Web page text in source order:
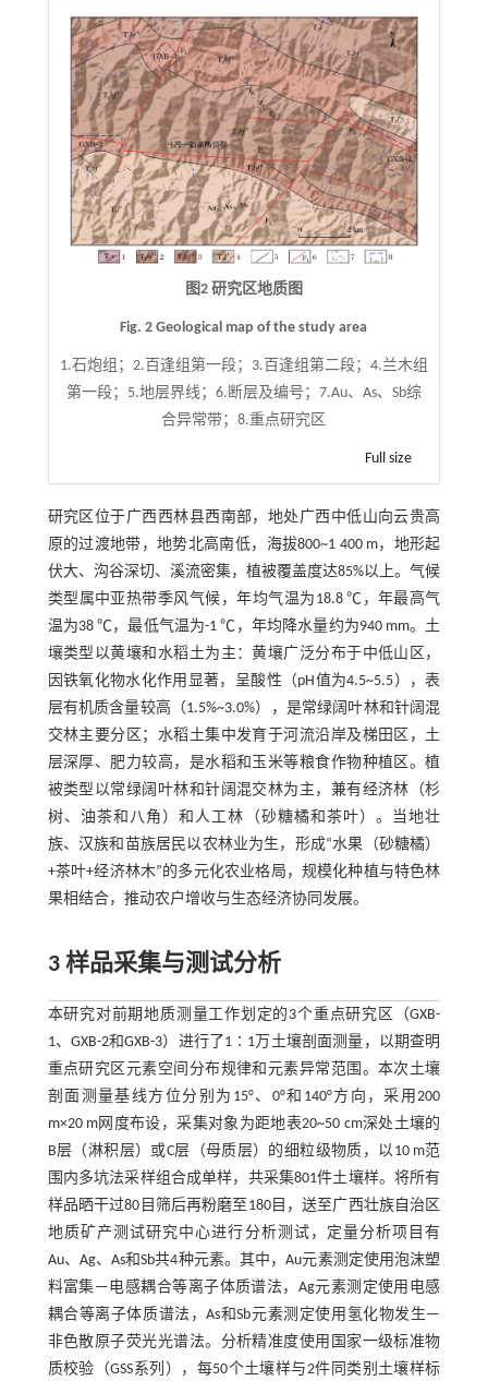
图2 研究区地质图
Fig. 2 Geological map of the study area
1.石炮组；2.百逢组第一段；3.百逢组第二段；4.兰木组
第一段；5.地层界线；6.断层及编号；7.Au、As、Sb综
合异常带；8.重点研究区
Full size
研究区位于广西西林县西南部，地处广西中低山向云贵高
原的过渡地带，地势北高南低，海拔800~1 400 m，地形起
伏大、沟谷深切、溪流密集，植被覆盖度达85%以上。气候
类型属中亚热带季风气候，年均气温为18.8 ℃，年最高气
温为38 ℃，最低气温为-1 ℃，年均降水量约为940 mm。土
壤类型以黄壤和水稻土为主：黄壤广泛分布于中低山区，
因铁氧化物水化作用显著，呈酸性（pH值为4.5~5.5），表
层有机质含量较高（1.5%~3.0%），是常绿阔叶林和针阔混
交林主要分区；水稻土集中发育于河流沿岸及梯田区，土
层深厚、肥力较高，是水稻和玉米等粮食作物种植区。植
被类型以常绿阔叶林和针阔混交林为主，兼有经济林（杉
树、油茶和八角）和人工林（砂糖橘和茶叶）。当地壮
族、汉族和苗族居民以农林业为生，形成“水果（砂糖橘）
+茶叶+经济林木”的多元化农业格局，规模化种植与特色林
果相结合，推动农户增收与生态经济协同发展。
3 样品采集与测试分析
本研究对前期地质测量工作划定的3个重点研究区（GXB-
1、GXB-2和GXB-3）进行了1∶1万土壤剖面测量，以期查明
重点研究区元素空间分布规律和元素异常范围。本次土壤
剖面测量基线方位分别为15°、0°和140°方向，采用200
m×20 m网度布设，采集对象为距地表20~50 cm深处土壤的
B层（淋积层）或C层（母质层）的细粒级物质，以10 m范
围内多坑法采样组合成单样，共采集801件土壤样。将所有
样品晒干过80目筛后再粉磨至180目，送至广西壮族自治区
地质矿产测试研究中心进行分析测试，定量分析项目有
Au、Ag、As和Sb共4种元素。其中，Au元素测定使用泡沫塑
料富集—电感耦合等离子体质谱法，Ag元素测定使用电感
耦合等离子体质谱法，As和Sb元素测定使用氢化物发生—
非色散原子荧光光谱法。分析精准度使用国家一级标准物
质校验（GSS系列），每50个土壤样与2件同类别土壤样标